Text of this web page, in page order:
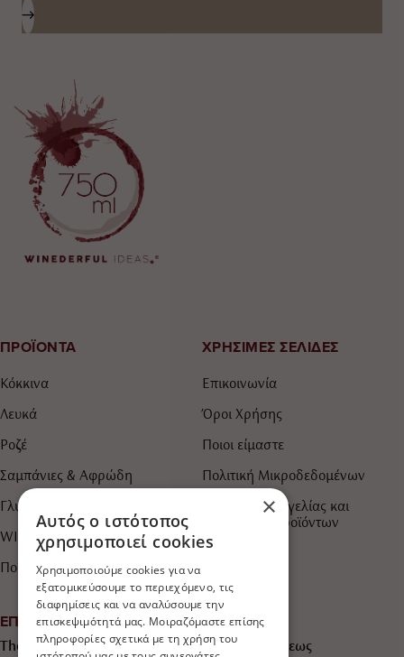
ΠΡΟΪΟΝΤΑ
Κόκκινα
Λευκά
Ροζέ
Σαμπάνιες & Αφρώδη
Γλυκά & Ημίγλυκα
WINEDERFUL IDEAS
Πορτοκαλί
ΧΡΗΣΙΜΕΣ ΣΕΛΙΔΕΣ
Επικοινωνία
Όροι Χρήσης
Ποιοι είμαστε
Πολιτική Μικροδεδομένων
Τρόποι Παραγγελίας και
Πληρωμής Προϊόντων
ΕΠΙΚΟΙΝΩΝΙΑ
The Wine Shop "750ml Winederful ideas®" Άρεως
×
Αυτός ο ιστότοπος
χρησιμοποιεί cookies
Χρησιμοποιούμε cookies για να
εξατομικεύσουμε το περιεχόμενο, τις
διαφημίσεις και να αναλύσουμε την
επισκεψιμότητά μας. Μοιραζόμαστε επίσης
πληροφορίες σχετικά με τη χρήση του